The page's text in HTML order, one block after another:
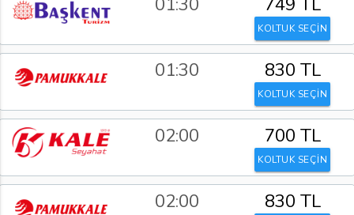
KOLTUK SEÇİN
01:30 830 TL
KOLTUK SEÇİN
02:00 700 TL
KOLTUK SEÇİN
02:00 830 TL